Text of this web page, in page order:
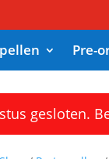
Pre-
gesloten.